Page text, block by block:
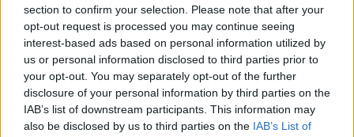
section to confirm your selection. Please note that after your
opt-out request is processed you may continue seeing
interest-based ads based on personal information utilized by
us or personal information disclosed to third parties prior to
your opt-out. You may separately opt-out of the further
disclosure of your personal information by third parties on the
IAB’s list of downstream participants. This information may
also be disclosed by us to third parties on the IAB’s List of